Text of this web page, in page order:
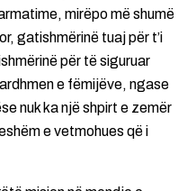
mirëpo më shumë
gatishmërinë tuaj për t’i
për të siguruar
e fëmijëve, ngase
nuk ka një shpirt e zemër
e vetmohues që i